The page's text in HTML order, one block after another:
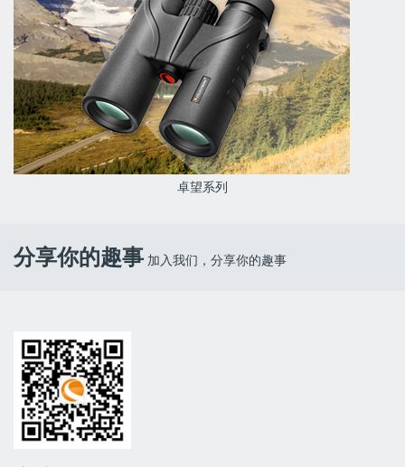
卓望系列
分享你的趣事 加入我们，分享你的趣事